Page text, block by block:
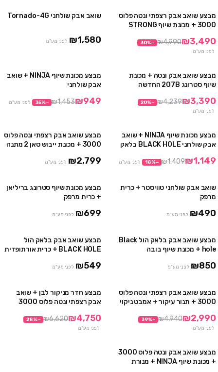
מבצע
מבצע שואב אבק רצפתי ונטה פלוס
3000 + מכונת שיוף STRONG
₪3,490
₪4,990
−
30%
לפני מע"מ
שואב אבק שולחני Tornado-4G
₪1,580 לפני מע"מ
מבצע
מבצע שואב אבק ונטה + מכונת
שיוף סטרונג 207B החדשה
₪3,390
₪4,239
−
20%
לפני מע"מ
מבצע מכונת שיוף NINJA + שואב
אבק שולחני
₪949
₪1,453
−
35% לפני מע"מ
מבצע
מבצע מכונת שיוף NINJA + שואב
אבק שולחני BLACK HOLE בלאק
₪1,149
₪1,409
−
18% לפני מע"מ
מבצע שואב אבק רצפתי ונטה פלוס
3000 + מכונת ייבוש סאן 2 מתנה
₪2,799 לפני מע"מ
שואב אבק שולחני טוויסטר + כרית
מרפק
₪490 לפני מע"מ
מבצע מכונת שיוף סטרונג בריליאן
+ כרית מרפק
₪699 לפני מע"מ
מבצע שואב אבק בלאק הול Black
hole + מכונת שיוף בובה
₪850 לפני מע"מ
מבצע שואב אבק בלאק הול
BLACK HOLE + כרית אורתופדית
₪549 לפני מע"מ
מבצע
מבצע שואב אבק רצפתי ונטה פלוס
3000 + תנור עיקור + אמבט ניקוי
₪2,990
₪4,940
−
39%
לפני מע"מ
מבצע
מבצע חדר מניקור לבן + שואב
אבק רצפתי ונטה פלוס 3000
₪4,750
₪6,620
−
28%
לפני מע"מ
מבצע
מבצע שואב אבק ונטה פלוס 3000
+ מכונת שיוף NINJA + מנורת